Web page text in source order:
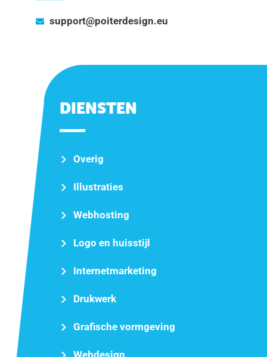
support@poiterdesign.eu
DIENSTEN
Overig
Illustraties
Webhosting
Logo en huisstijl
Internetmarketing
Drukwerk
Grafische vormgeving